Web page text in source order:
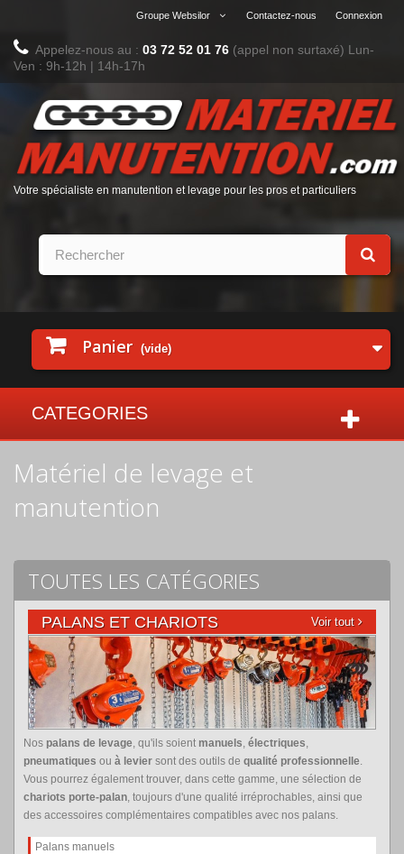
Connexion
Contactez-nous
Groupe Websilor
Appelez-nous au : 03 72 52 01 76 (appel non surtaxé) Lun-
Ven : 9h-12h | 14h-17h
Votre spécialiste en manutention et levage pour les pros et particuliers
Panier (vide)
CATEGORIES
Matériel de levage et
manutention
TOUTES LES CATÉGORIES
PALANS ET CHARIOTS Voir tout
Nos palans de levage , qu'ils soient manuels électriques
pneumatiques ou à levier sont des outils de qualité professionnelle
Vous pourrez également trouver, dans cette gamme, une sélection de
chariots porte-palan , toujours d'une qualité irréprochables, ainsi que
des accessoires complémentaires compatibles avec nos palans.
Palans manuels